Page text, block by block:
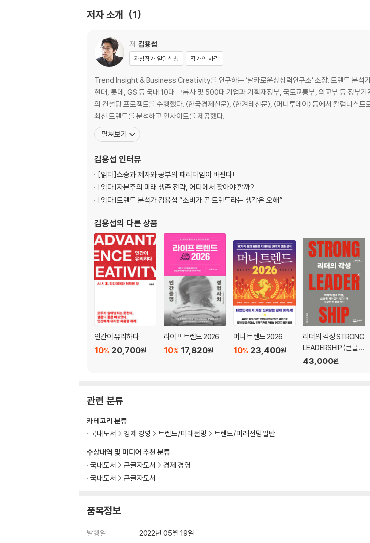
- 입사 4년차가 LG전자 사무직 노조 설립을 주도하다
- 애사심은 돈에서 나온다
- 갑을 공개 저격하는 을, Core-MZ세대는 침묵하지 않는다
- Core-MZ세대는 역사상 가장 공정한 세대인가?
- Core-MZ세대가 주도하는 ‘돈쭐내기’
- 브레이브걸스의 ‘롤린’ 역주행도 공정인가?
- Core-MZ세대는 무조건 옳은가?
- 무서운 10대, Z세대 강력 범죄자의 증가
- Core-MZ세대는 왜 인성 문제를 용서하지 않을까?
- 20대는 늘 주목할 대상이었다
- 20대 땐 안 그랬는데 왜 나이가 들면 달라질까?
- 20대 때 세상을 바꾸려 나섰던 86세대, 왜 그들은 지금 20대를 철없는 애들
로 봤을까?
- 맹목적 꼰대 타령을 그만하라
- 2030대는 왜 47년생 윤여정에 열광할까?
Part 4. 기업과 정치는 왜 ‘세대 이슈’를 왜곡해서 대응할까?
- 제대로 알고 싶은 걸까, 아니면 과거 방식을 주입시키고 싶은 걸까?
- 혹시 이런 후배를 원하는가?
- 놀랍게도 서로가 서로의 근무 태도에 대해 불만이 있다
- 기업의 세대갈등 프레임은 오류다
- 왜 ‘시대 변화’ 문제를 ‘세대갈등’ 이슈로 해석하고 대응하려 했을까?
- 현재의 한국 사회는 어떤 세대가 주도하고 지배할까?
- 리빌딩과 세대교체 : 기성세대가 나서야 할 권리
- ‘내돈내산’과 명품 소비, Z세대 소비의 흥미로운 단서
- Z세대가 소비에서 X세대를 조종할 수 있다
- 옷이 아니라 OOTD(outfit of the day)를 팔고 산다
- Z세대는 구매자(소비자)이자 판매자(생산자)
- 왜 Z세대는 주식과 비트코인 투자에 열광하는가?
- 빚지기 싫어하는 Z세대, 신용카드와 금융 시장엔 변화가 없을까?
- Z세대의 부동산과 주거공간을 바라보는 태도
- Z세대는 왜 LGBT 비율이 상대적으로 높을까?
- Z세대 여성은 왜 초등교사를 선호할까?
저자 소개 1
저 김용섭
관심작가 알림신청 작가의 사락
Trend Insight & Business Creativity를 연구하는 ‘날카로운상상력연구소’ 소장. 트렌드 분석
현대, 롯데, GS 등 국내 10대 그룹사 및 500대 기업과 기획재정부, 국토교통부, 외교부 등 정부
의 컨설팅 프로젝트를 수행했다. 〈한국경제신문〉, 〈한겨레신문〉, 〈머니투데이〉 등에서 칼럼니
최신 트렌드를 분석하고 인사이트를 제공했다.
펼쳐보기
김용섭 인터뷰
[읽다]스승과 제자와 공부의 패러다임이 바뀐다!
[읽다]자본주의 미래 생존 전략, 어디에서 찾아야 할까?
[읽다]트렌드 분석가 김용섭 “소비가 곧 트렌드라는 생각은 오해”
김용섭의 다른 상품
인간이 유리하다
20,700원
10%
라이프 트렌드 2026
17,820원
10%
머니 트렌드 2026
23,400원
10%
리더의 각성 STRONG
LEADERSHIP (큰글자
도서)
43,000원
관련 분류
수상내역 및 미디어 추천 분류
국내도서
큰글자도서
경제 경영
국내도서
큰글자도서
카테고리 분류
국내도서
경제 경영 트렌드/미래전망 트렌드/미래전망일반
품목정보
발행일 2022년 05월 19일